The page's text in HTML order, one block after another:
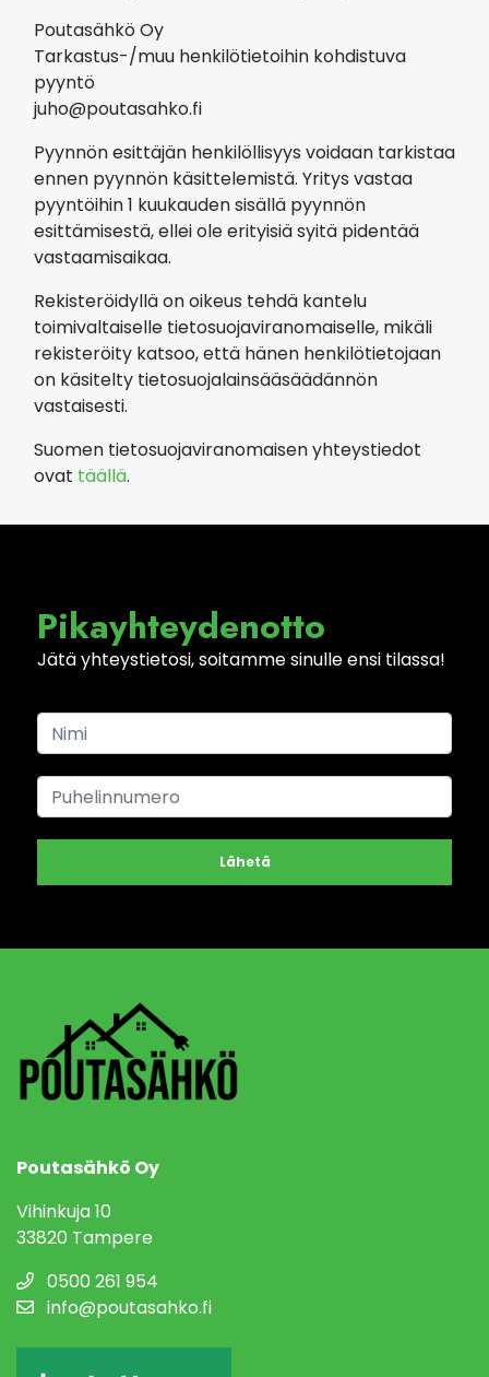
Poutasähkö Oy
Tarkastus-/muu henkilötietoihin kohdistuva
pyyntö
juho@poutasahko.fi
Pyynnön esittäjän henkilöllisyys voidaan tarkistaa
ennen pyynnön käsittelemistä. Yritys vastaa
pyyntöihin 1 kuukauden sisällä pyynnön
esittämisestä, ellei ole erityisiä syitä pidentää
vastaamisaikaa.
Rekisteröidyllä on oikeus tehdä kantelu
toimivaltaiselle tietosuojaviranomaiselle, mikäli
rekisteröity katsoo, että hänen henkilötietojaan
on käsitelty tietosuojalainsääsäädännön
vastaisesti.
Suomen tietosuojaviranomaisen yhteystiedot
ovat täällä.
Pikayhteydenotto
Jätä yhteystietosi, soitamme sinulle ensi tilassa!
Lähetä
Poutasähkö Oy
Vihinkuja 10
33820 Tampere
0500 261 954
info@poutasahko.fi